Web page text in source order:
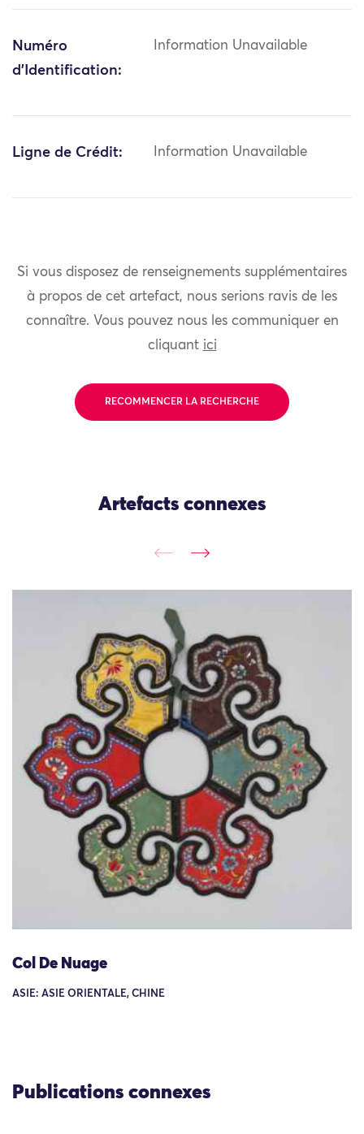
Numéro
d'Identification:
Information Unavailable
Ligne de Crédit: Information Unavailable
Si vous disposez de renseignements supplémentaires
à propos de cet artefact, nous serions ravis de les
connaître. Vous pouvez nous les communiquer en
cliquant ici
RECOMMENCER LA RECHERCHE
Artefacts connexes
Col De Nuage
ASIE: ASIE ORIENTALE, CHINE
Publications connexes